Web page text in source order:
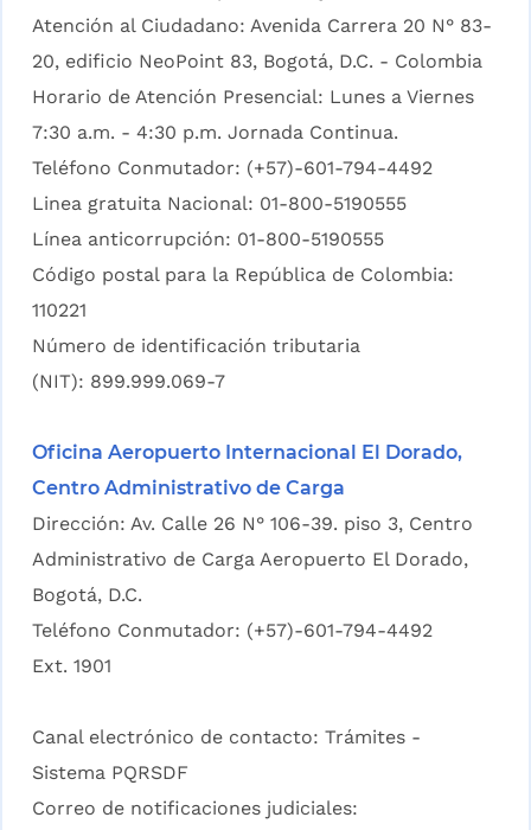
Atención al Ciudadano: Avenida Carrera 20 N° 83-
20, edificio NeoPoint 83, Bogotá, D.C. - Colombia
Horario de Atención Presencial: Lunes a Viernes
7:30 a.m. - 4:30 p.m. Jornada Continua.
Teléfono Conmutador: (+57)-601-794-4492
Linea gratuita Nacional: 01-800-5190555
Línea anticorrupción: 01-800-5190555
Código postal para la República de Colombia:
110221
Número de identificación tributaria
(NIT): 899.999.069-7
Oficina Aeropuerto Internacional El Dorado,
Centro Administrativo de Carga
Dirección: Av. Calle 26 N° 106-39. piso 3, Centro
Administrativo de Carga Aeropuerto El Dorado,
Bogotá, D.C.
Teléfono Conmutador: (+57)-601-794-4492
Ext. 1901
Canal electrónico de contacto: Trámites -
Sistema PQRSDF
Correo de notificaciones judiciales: